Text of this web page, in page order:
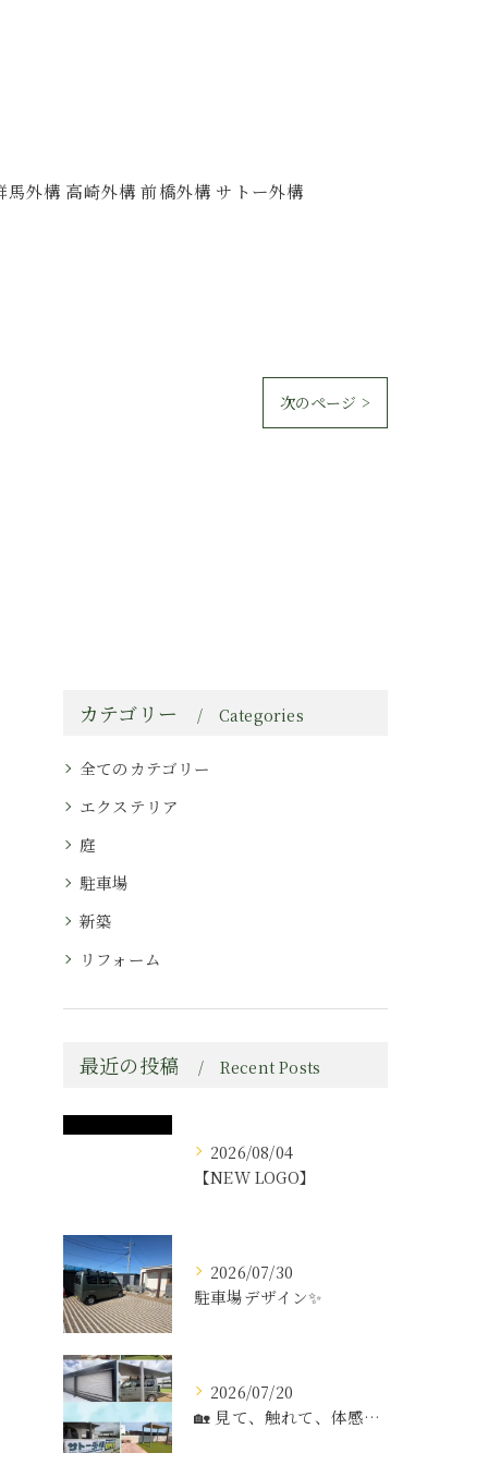
外構 高崎外構 前橋外構 サトー外構
次のページ >
カテゴリー Categories
全てのカテゴリー
エクステリア
庭
駐車場
新築
リフォーム
最近の投稿 Recent Posts
2026/08/04
【NEW LOGO】
2026/07/30
駐車場デザイン✨️
2026/07/20
🏡 見て、触れて、体感できる展示場へ。